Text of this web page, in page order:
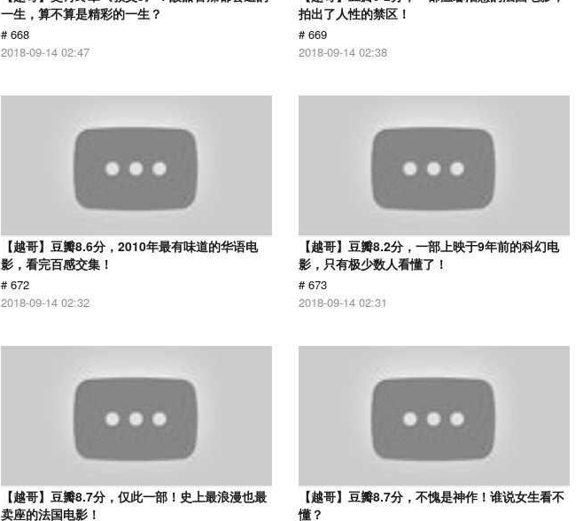
一生，算不算是精彩的一生？
# 668
2018-09-14 02:47
拍出了人性的禁区！
# 669
2018-09-14 02:38
【越哥】豆瓣8.6分，2010年最有味道的华语电
影，看完百感交集！
# 672
2018-09-14 02:32
【越哥】豆瓣8.2分，一部上映于9年前的科幻电
影，只有极少数人看懂了！
# 673
2018-09-14 02:31
【越哥】豆瓣8.7分，仅此一部！史上最浪漫也最
卖座的法国电影！
【越哥】豆瓣8.7分，不愧是神作！谁说女生看不
懂？